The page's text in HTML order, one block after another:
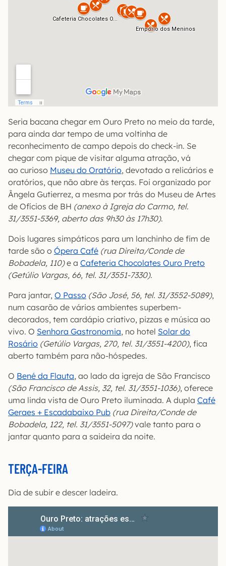
Seria bacana chegar em Ouro Preto no meio da tarde,
para ainda dar tempo de uma voltinha de
reconhecimento de campo depois do check-in. Se
chegar com pique de visitar alguma atração, vá
ao curioso Museu do Oratório, devotado a relicários e
oratórios, que não abre às terças. Foi organizado por
Ângela Gutierrez, a mesma por trás do Museu de Artes
de Ofícios de BH (anexo à Igreja do Carmo, tel.
31/3551-5369, aberto das 9h30 às 17h30).
Dois lugares simpáticos para um lanchinho de fim de
tarde são o Ópera Café (rua Direita/Conde de
Bobadela, 110)e a Cafeteria Chocolates Ouro Preto
(Getúlio Vargas, 66, tel. 31/3551-7330).
Para jantar, O Passo (São José, 56, tel. 31/3552-5089),
num casarão de vários ambientes superbem-
decorados, tem cardápio criativo, pizzas e música ao
vivo. O Senhora Gastronomia, no hotel Solar do
Rosário (Getúlio Vargas, 270, tel. 31/3551-4200), fica
aberto também para não-hóspedes.
O Bené da Flauta, ao lado da igreja de São Francisco
(São Francisco de Assis, 32, tel. 31/3551-1036), oferece
uma linda vista de Ouro Preto iluminada. A dupla Café
Geraes + Escadabaixo Pub (rua Direita/Conde de
Bobadela, 122, tel. 31/3551-5097)vale tanto para o
jantar quanto para a saideira da noite.
TERÇA-FEIRA
Dia de subir e descer ladeira.